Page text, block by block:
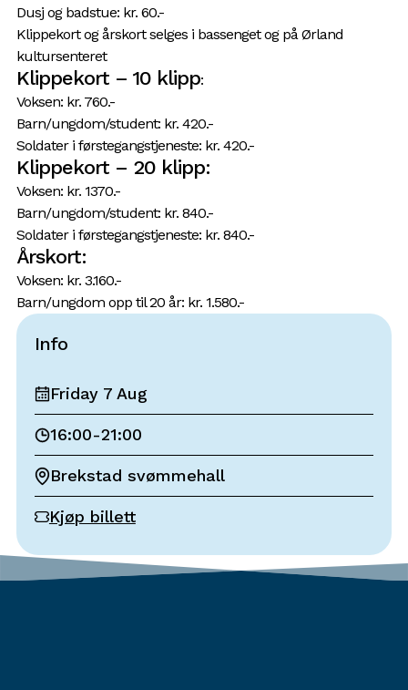
Dusj og badstue: kr. 60.-
Klippekort og årskort selges i bassenget og på Ørland
kultursenteret
Klippekort – 10 klipp:
Voksen: kr. 760.-
Barn/ungdom/student: kr. 420.-
Soldater i førstegangstjeneste: kr. 420.-
Klippekort – 20 klipp:
Voksen: kr. 1370.-
Barn/ungdom/student: kr. 840.-
Soldater i førstegangstjeneste: kr. 840.-
Årskort:
Voksen: kr. 3.160.-
Barn/ungdom opp til 20 år: kr. 1.580.-
Info
Friday 7 Aug
16:00-21:00
Brekstad svømmehall
Kjøp billett